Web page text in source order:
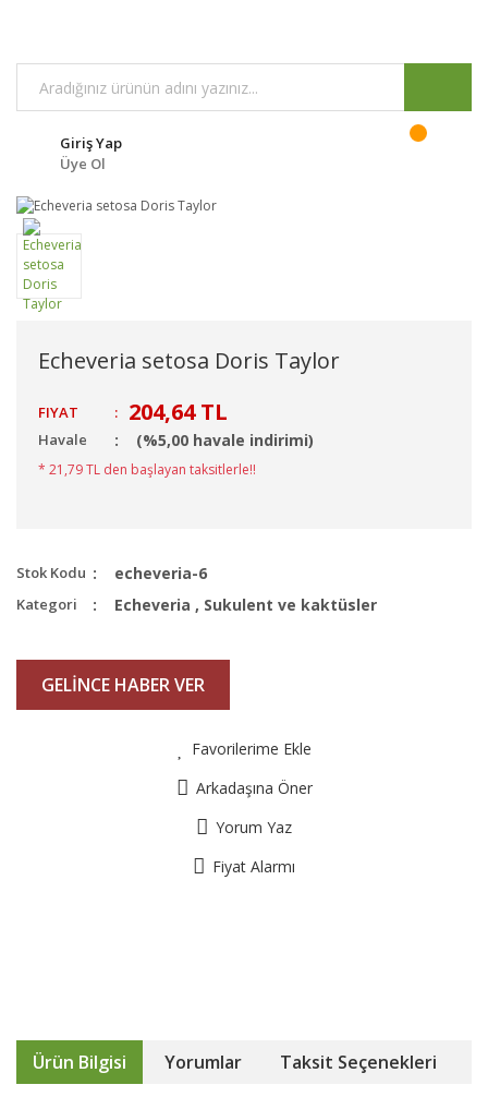
Giriş Yap
Üye Ol
Echeveria setosa Doris Taylor
FIYAT : 204,64 TL
Havale (%5,00 havale indirimi)
* 21,79 TL den başlayan taksitlerle!!
Stok Kodu echeveria-6
Kategori Echeveria , Sukulent ve kaktüsler
GELİNCE HABER VER
Favorilerime Ekle
Arkadaşına Öner
Yorum Yaz
Fiyat Alarmı
Ürün Bilgisi Yorumlar Taksit Seçenekleri